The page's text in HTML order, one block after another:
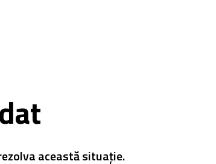
această situație.